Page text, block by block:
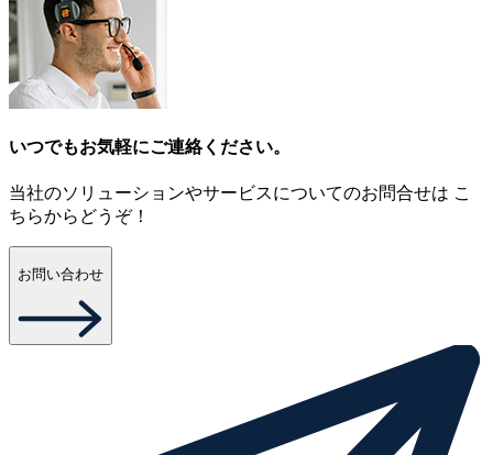
いつでもお気軽にご連絡ください。
当社のソリューションやサービスについてのお問合せは こ
ちらからどうぞ！
お問い合わせ